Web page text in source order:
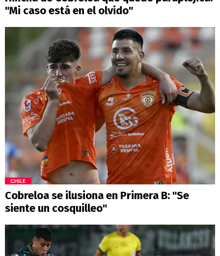
"Mi caso está en el olvido"
CHILE
Cobreloa se ilusiona en Primera B: "Se
siente un cosquilleo"